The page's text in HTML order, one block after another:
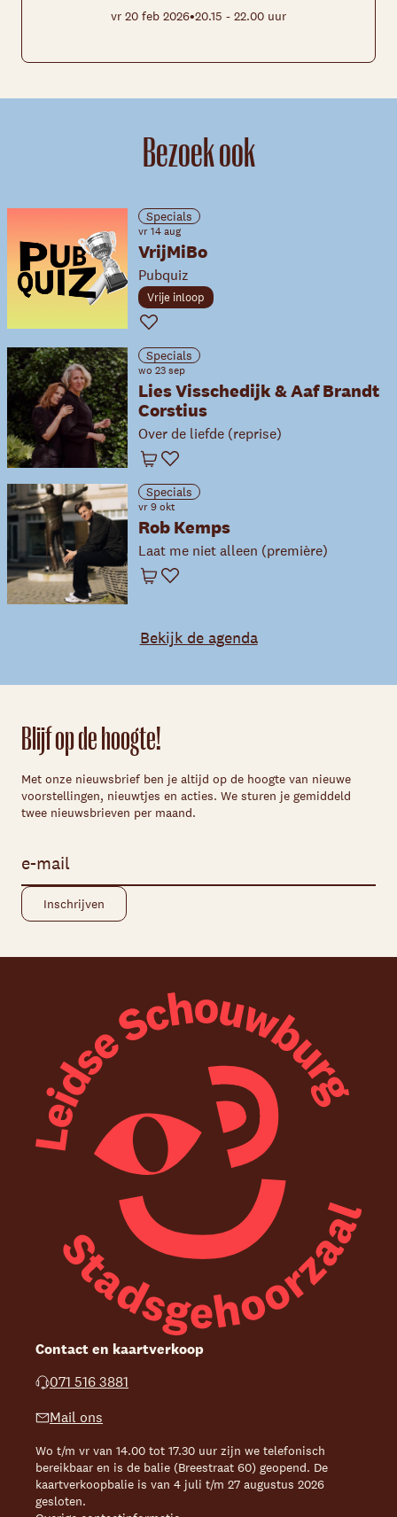
vr 20 feb 2026•20.15 - 22.00 uur
Bezoek ook
Specials
vr 14 aug
VrijMiBo
Pubquiz
Vrije inloop
Favoriet
Specials
wo 23 sep
Lies Visschedijk & Aaf Brandt
Corstius
Over de liefde (reprise)
Winkelwagen
Favoriet
Specials
vr 9 okt
Rob Kemps
Laat me niet alleen (première)
Winkelwagen
Favoriet
Bekijk de agenda
Blijf op de hoogte!
Met onze nieuwsbrief ben je altijd op de hoogte van nieuwe
voorstellingen, nieuwtjes en acties. We sturen je gemiddeld
twee nieuwsbrieven per maand.
Contact en kaartverkoop
071 516 3881
Mail ons
Wo t/m vr van 14.00 tot 17.30 uur zijn we telefonisch
bereikbaar en is de balie (Breestraat 60) geopend. De
kaartverkoopbalie is van 4 juli t/m 27 augustus 2026
gesloten.